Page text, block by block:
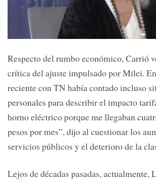
Respecto del rumbo económico, Carrió
crítica del ajuste impulsado por Milei.
reciente con TN había contado incluso
personales para describir el impacto
horno eléctrico porque me llegaban
pesos por mes”, dijo al cuestionar los
servicios públicos y el deterioro de la
Lejos de décadas pasadas,